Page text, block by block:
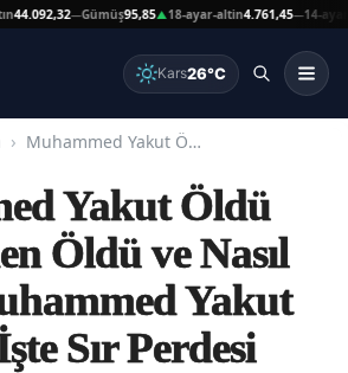
—Gümüş95,85▲18-ayar-altin4.761,45—14-ayar-altin
Kars26°C
Muhammed Yakut Öldü Mü? Neden Öldü ve Nasıl Öldü? Muhammed Yakut Kimdir? İşte Sır Perdesi Aralandı
Yakut Öldü
Öldü ve Nasıl
Yakut
Sır Perdesi